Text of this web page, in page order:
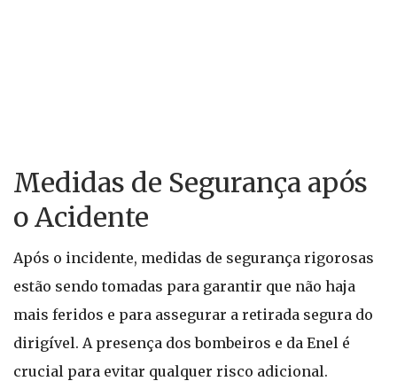
Medidas de Segurança após
o Acidente
Após o incidente, medidas de segurança rigorosas
estão sendo tomadas para garantir que não haja
mais feridos e para assegurar a retirada segura do
dirigível. A presença dos bombeiros e da Enel é
crucial para evitar qualquer risco adicional.